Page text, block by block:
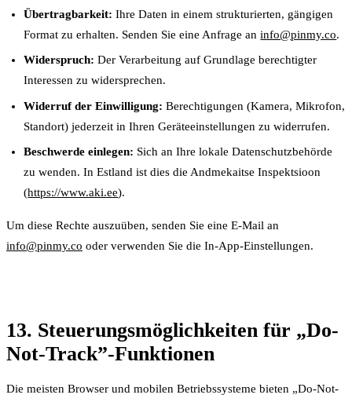
Übertragbarkeit: Ihre Daten in einem strukturierten, gängigen
Format zu erhalten. Senden Sie eine Anfrage aninfo@pinmy.co.
Widerspruch: Der Verarbeitung auf Grundlage berechtigter
Interessen zu widersprechen.
Widerruf der Einwilligung: Berechtigungen (Kamera, Mikrofon,
Standort) jederzeit in Ihren Geräteeinstellungen zu widerrufen.
Beschwerde einlegen: Sich an Ihre lokale Datenschutzbehörde
zu wenden. In Estland ist dies die Andmekaitse Inspektsioon
(https://www.aki.ee).
Um diese Rechte auszuüben, senden Sie eine E-Mail an
info@pinmy.co oder verwenden Sie die In-App-Einstellungen.
13. Steuerungsmöglichkeiten für „Do-
Not-Track”-Funktionen
Die meisten Browser und mobilen Betriebssysteme bieten „Do-Not-